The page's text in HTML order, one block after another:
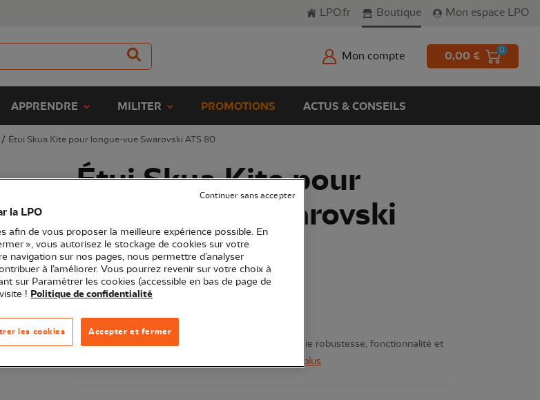
LPO.fr Boutique Mon espace LPO
Mon compte 0,00 € 0
APPRENDRE MILITER PROMOTIONS ACTUS & CONSEILS
/ Étui Skua Kite pour longue-vue Swarovski ATS 80
Étui Skua Kite pour
longue-vue Swarovski
ATS 80
(Ref. OP0960)
105,00 €
Cet étui Kite pour longue-vue Swarovski ATS 80 allie robustesse, fonctionnalité et
Voir plus
la LPO
afin de vous proposer la meilleure expérience possible. En
», vous autorisez le stockage de cookies sur votre
navigation sur nos pages, nous permettre d’analyser
à l’améliorer. Vous pourrez revenir sur votre choix à
sur Paramétrer les cookies (accessible en bas de page de
! Politique de confidentialité
Accepter et fermer
les cookies
Continuer sans accepter